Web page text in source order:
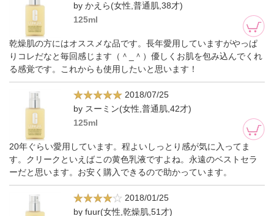
by かえら(女性,普通肌,38才)
125ml
乾燥肌の方にはオススメな品です。長年愛用していますがやっぱ
りコレだなと毎回感じます（＾_＾）優しくお肌を包み込んでくれ
る感覚です。これからも使用したいと思います！
2018/07/25
by スーミン(女性,普通肌,42才)
125ml
20年ぐらい愛用しています。程よいしっとり感が気に入ってま
す。クリークといえばこの黄色乳液ですよね。永遠のベストセラ
ーだと思います。お安く購入できるので助かっています。
2018/01/25
by fuur(女性,乾燥肌,51才)